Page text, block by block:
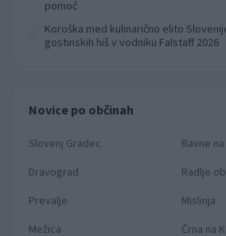
pomoč
Koroška med kulinarično elito
gostinskih hiš v vodniku Falstaff 2026
Novice po občinah
Slovenj Gradec
Ravne
Dravograd
Radlje
Prevalje
Mislinja
Mežica
Črna na